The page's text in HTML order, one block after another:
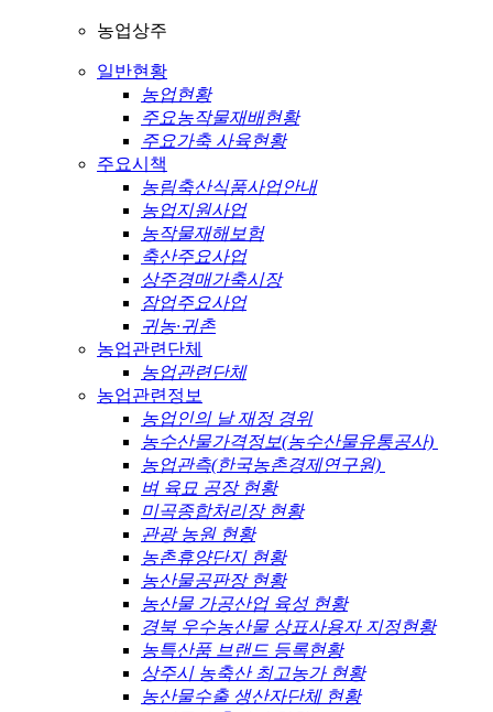
농업상주
일반현황
농업현황
주요농작물재배현황
주요가축 사육현황
주요시책
농림축산식품사업안내
농업지원사업
농작물재해보험
축산주요사업
상주경매가축시장
잠업주요사업
귀농·귀촌
농업관련단체
농업관련단체
농업관련정보
농업인의 날 재정 경위
농수산물가격정보(농수산물유통공사)
농업관측(한국농촌경제연구원)
벼 육묘 공장 현황
미곡종합처리장 현황
관광 농원 현황
농촌휴양단지 현황
농산물공판장 현황
농산물 가공산업 육성 현황
경북 우수농산물 상표사용자 지정현황
농특산품 브랜드 등록현황
상주시 농축산 최고농가 현황
농산물수출 생산자단체 현황